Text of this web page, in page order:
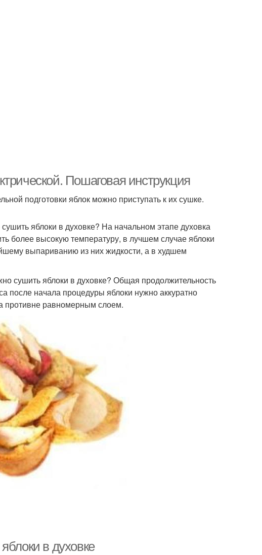
Пошаговая инструкция
подготовки яблок можно приступать к их сушке.
яблоки в духовке? На начальном этапе духовка
более высокую температуру, в лучшем случае яблоки
выпариванию из них жидкости, а в худшем
сушить яблоки в духовке? Общая продолжительность
после начала процедуры яблоки нужно аккуратно
противне равномерным слоем.
в духовке